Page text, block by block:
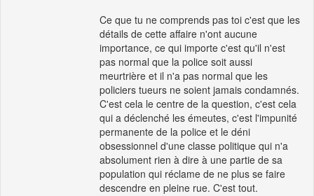
Ce que tu ne comprends pas toi c'est que les
détails de cette affaire n'ont aucune
importance, ce qui importe c'est qu'il n'est
pas normal que la police soit aussi
meurtrière et il n'a pas normal que les
policiers tueurs ne soient jamais condamnés.
C'est cela le centre de la question, c'est cela
qui a déclenché les émeutes, c'est l'impunité
permanente de la police et le déni
obsessionnel d'une classe politique qui n'a
absolument rien à dire à une partie de sa
population qui réclame de ne plus se faire
descendre en pleine rue. C'est tout.